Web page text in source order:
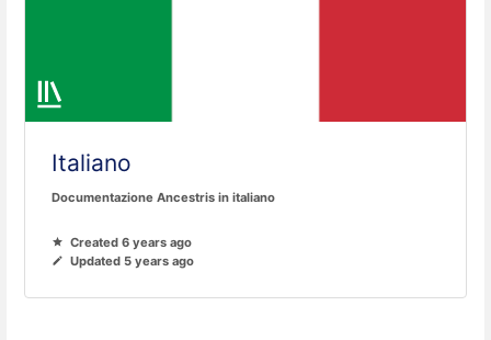
Italiano
Documentazione Ancestris in italiano
Created 6 years ago
Updated 5 years ago